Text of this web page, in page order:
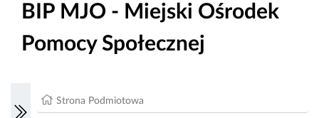
BIP MJO - Miejski Ośrodek
Pomocy Społecznej
Strona Podmiotowa